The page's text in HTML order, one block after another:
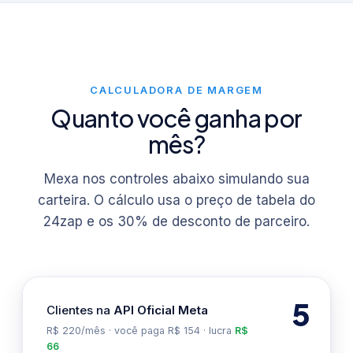
CALCULADORA DE MARGEM
Quanto você ganha por
mês?
Mexa nos controles abaixo simulando sua
carteira. O cálculo usa o preço de tabela do
24zap e os 30% de desconto de parceiro.
Clientes na API Oficial Meta
R$ 220/mês · você paga R$ 154 · lucra R$
66
5